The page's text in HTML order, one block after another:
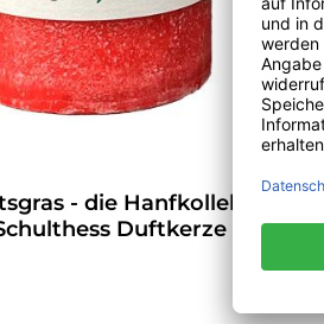
- die Hanfkollektion
Duftkerze